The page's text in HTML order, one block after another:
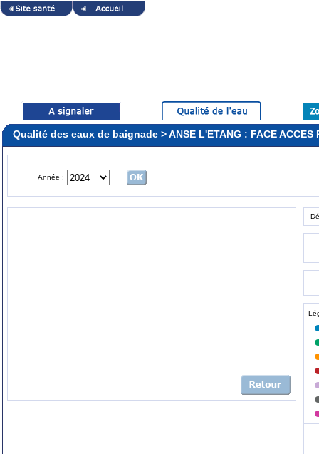
Qualité des eaux de baignade > ANSE L'ETANG : FACE ACCES
Année :